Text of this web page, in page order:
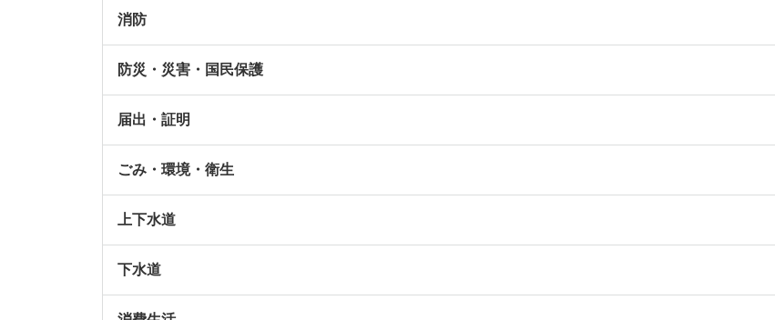
消防
防災・災害・国民保護
届出・証明
ごみ・環境・衛生
上下水道
下水道